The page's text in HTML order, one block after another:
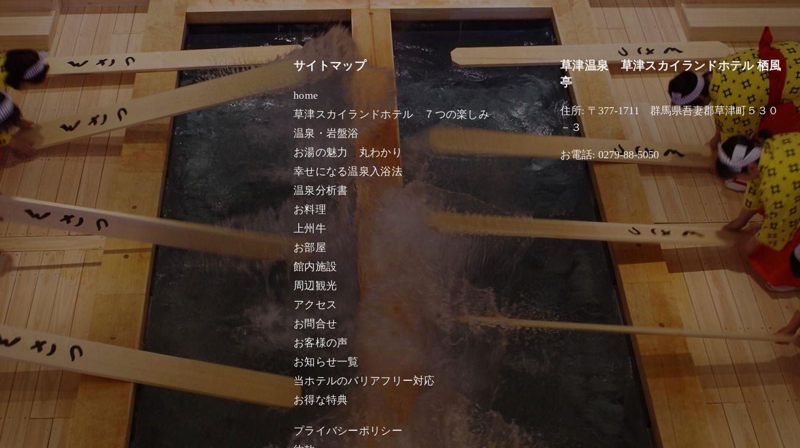
サイトマップ
home
草津スカイランドホテル ７つの楽しみ
温泉・岩盤浴
お湯の魅力 丸わかり
幸せになる温泉入浴法
温泉分析書
お料理
上州牛
お部屋
館内施設
周辺観光
アクセス
お問合せ
お客様の声
お知らせ一覧
当ホテルのバリアフリー対応
お得な特典
プライバシーポリシー
草津温泉 草津スカイランドホテル 栖風
亭
住所: 〒377-1711 群馬県吾妻郡草津町５３０
－３
お電話: 0279-88-5050